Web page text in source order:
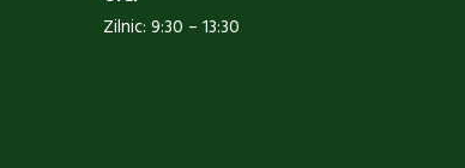
Zilnic: 9:30 – 13:30